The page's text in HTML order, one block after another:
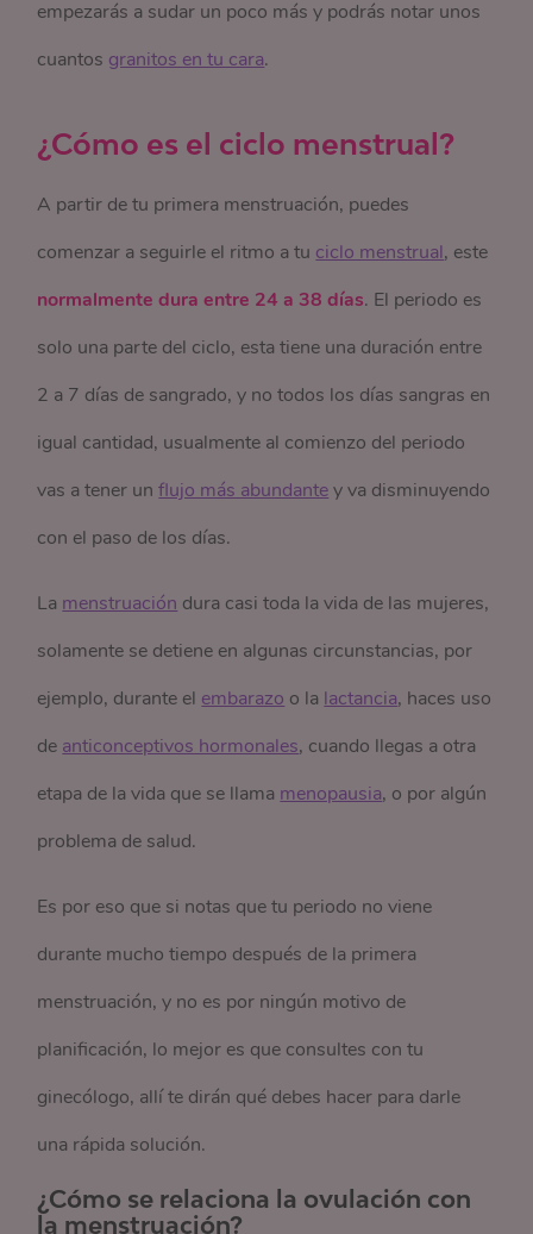
empezarás a sudar un poco más y podrás notar unos
cuantos granitos en tu cara.
¿Cómo es el ciclo menstrual?
A partir de tu primera menstruación, puedes
comenzar a seguirle el ritmo a tu ciclo menstrual, este
normalmente dura entre 24 a 38 días. El periodo es
solo una parte del ciclo, esta tiene una duración entre
2 a 7 días de sangrado, y no todos los días sangras en
igual cantidad, usualmente al comienzo del periodo
vas a tener unflujo más abundantey va disminuyendo
con el paso de los días.
La menstruación dura casi toda la vida de las mujeres,
solamente se detiene en algunas circunstancias, por
ejemplo, durante el embarazo o la lactancia, haces uso
de anticonceptivos hormonales, cuando llegas a otra
etapa de la vida que se llama menopausia, o por algún
problema de salud.
Es por eso que si notas que tu periodo no viene
durante mucho tiempo después de la primera
menstruación, y no es por ningún motivo de
planificación, lo mejor es que consultes con tu
ginecólogo, allí te dirán qué debes hacer para darle
una rápida solución.
¿Cómo se relaciona la ovulación con
la menstruación?